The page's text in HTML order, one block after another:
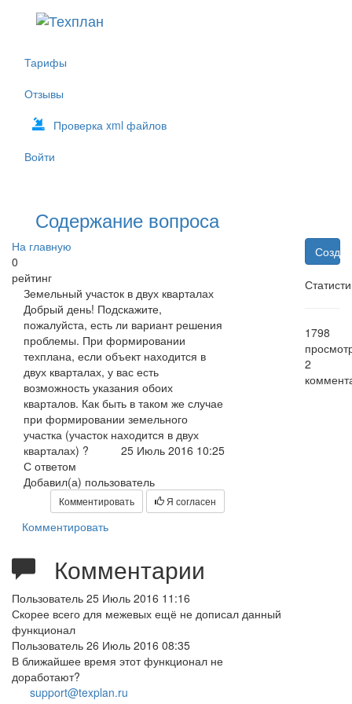
Тарифы
Отзывы
Проверка xml файлов
Войти
Содержание вопроса
На главную
0
рейтинг
Земельный участок в двух кварталах
Добрый день! Подскажите,
пожалуйста, есть ли вариант решения
проблемы. При формировании
техплана, если объект находится в
двух кварталах, у вас есть
возможность указания обоих
кварталов. Как быть в таком же случае
при формировании земельного
участка (участок находится в двух
кварталах) ?
25 Июль 2016 10:25
С ответом
Добавил(а) пользователь
Комментировать Я согласен
Комментировать
Комментарии
Пользователь 25 Июль 2016 11:16
Скорее всего для межевых ещё не дописал данный
функционал
Пользователь 26 Июль 2016 08:35
В ближайшее время этот функционал не
доработают?
1798
2
support@texplan.ru